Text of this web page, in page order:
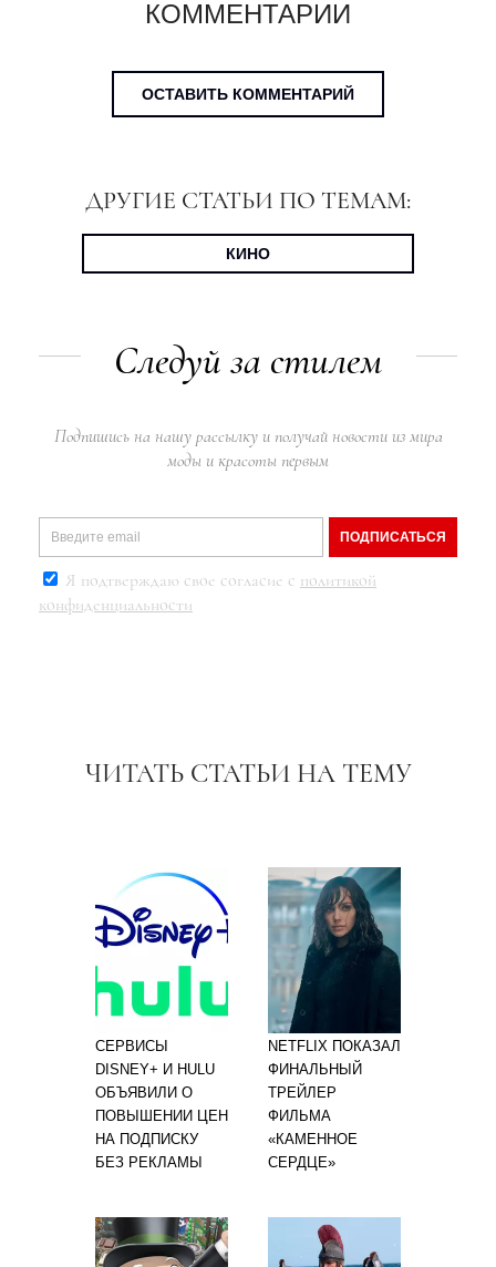
КОММЕНТАРИИ
ОСТАВИТЬ КОММЕНТАРИЙ
ДРУГИЕ СТАТЬИ ПО ТЕМАМ:
КИНО
Следуй за стилем
Подпишись на нашу рассылку и получай новости из мира
моды и красоты первым
ПОДПИСАТЬСЯ
Я подтверждаю свое согласие с политикой
конфиденциальности
ЧИТАТЬ СТАТЬИ НА ТЕМУ
СЕРВИСЫ
DISNEY+ И HULU
ОБЪЯВИЛИ О
ПОВЫШЕНИИ ЦЕН
НА ПОДПИСКУ
БЕЗ РЕКЛАМЫ
NETFLIX ПОКАЗАЛ
ФИНАЛЬНЫЙ
ТРЕЙЛЕР
ФИЛЬМА
«КАМЕННОЕ
СЕРДЦЕ»